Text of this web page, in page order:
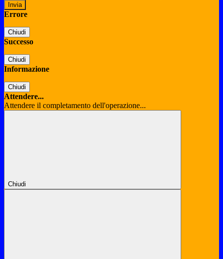
Errore
Chiudi
Successo
Chiudi
Informazione
Chiudi
Attendere...
Attendere il completamento dell'operazione...
Chiudi